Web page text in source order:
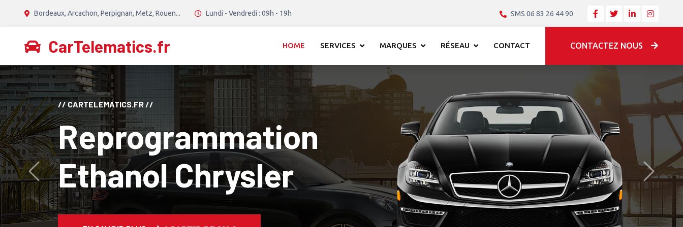
Bordeaux, Arcachon, Perpignan, Metz, Rouen... Lundi - Vendredi : 09h - 19h SMS 06 83 26 44 90
CarTelematics.fr HOME SERVICES MARQUES RÉSEAU CONTACT CONTACTEZ NOUS
// CANTON TECH //
Reprogrammation
Diesel Stage 1 Chrysler
Avant Après